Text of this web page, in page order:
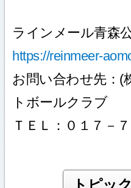
ラインメール青森
https://reinmeer-
お問い合わせ先：(
トボールクラブ
ＴＥＬ：０１７－